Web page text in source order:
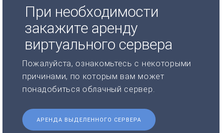
При необходимости
закажите аренду
виртуального сервера
Пожалуйста, ознакомьтесь с некоторыми
причинами, по которым вам может
понадобиться облачный сервер.
АРЕНДА ВЫДЕЛЕННОГО СЕРВЕРА